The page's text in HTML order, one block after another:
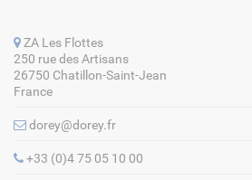
ZA Les Flottes
250 rue des Artisans
26750 Chatillon-Saint-Jean
France
dorey@dorey.fr
+33 (0)4 75 05 10 00